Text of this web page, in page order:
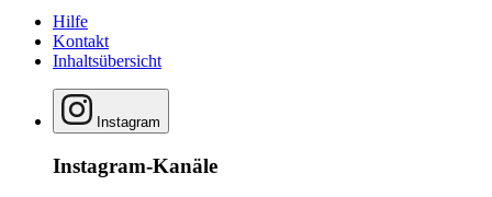
Hilfe
Kontakt
Inhaltsübersicht
Instagram
Instagram-Kanäle